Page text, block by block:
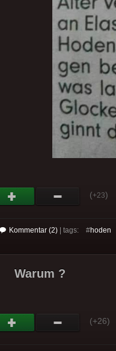
(+23)
Kommentar (2) | tags: #hoden
Warum ?
(+26)